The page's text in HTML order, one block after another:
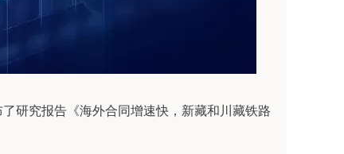
研究报告《海外合同增速快，新藏和川藏铁路